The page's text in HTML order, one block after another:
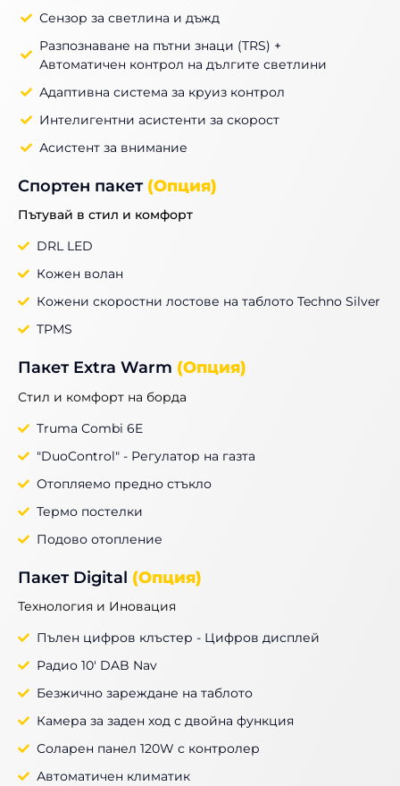
Сензор за светлина и дъжд
Разпознаване на пътни знаци (TRS) +
Автоматичен контрол на дългите светлини
Адаптивна система за круиз контрол
Интелигентни асистенти за скорост
Асистент за внимание
Спортен пакет (Опция)
Пътувай в стил и комфорт
DRL LED
Кожен волан
Кожени скоростни лостове на таблото Techno Silver
TPMS
Пакет Extra Warm (Опция)
Стил и комфорт на борда
Truma Combi 6E
"DuoControl" - Регулатор на газта
Отопляемо предно стъкло
Термо постелки
Подово отопление
Пакет Digital (Опция)
Технология и Иновация
Пълен цифров клъстер - Цифров дисплей
Радио 10' DAB Nav
Безжично зареждане на таблото
Камера за заден ход с двойна функция
Соларен панел 120W с контролер
Автоматичен климатик